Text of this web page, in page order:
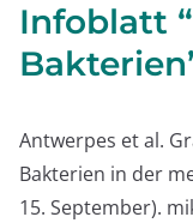
Infoblatt
Antwerpes et al.
Bakterien in der
15. September).